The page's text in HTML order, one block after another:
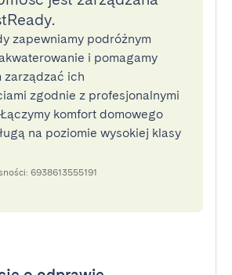
zapewniamy podróżnym
i pomagamy
zarządzać ich
zgodnie z profesjonalnymi
komfort domowego
na poziomie wysokiej klasy
6938613555191